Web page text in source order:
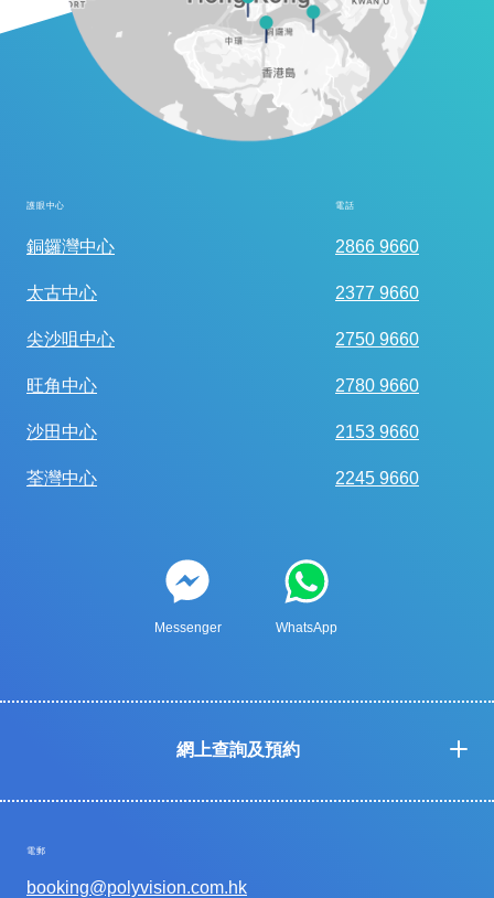
護眼中心 電話
銅鑼灣中心 2866 9660
太古中心 2377 9660
尖沙咀中心 2750 9660
旺角中心 2780 9660
沙田中心 2153 9660
荃灣中心 2245 9660
Messenger WhatsApp
網上查詢及預約
電郵
booking@polyvision.com.hk